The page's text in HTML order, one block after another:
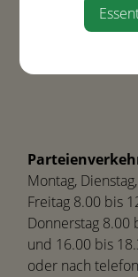
4432 Ernsthofen
+43(0)
Montag,
Freitag 8.00 bis
Donnerstag 8.00
und 16.00 bis
oder nach